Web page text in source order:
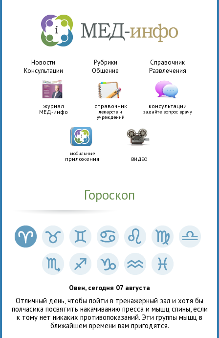
Новости Рубрики
Справочник
Консультации
Общение Развлечения
журнал
МЕД-инфо
справочник
лекарств и
учреждений
консультации
задайте вопрос врачу
мобильные
приложения ВИДЕО
Гороскоп
Овен, сегодня 07 августа
Отличный день, чтобы пойти в тренажерный зал и хотя бы
полчасика посвятить накачиванию пресса и мышц спины, если
к тому нет никаких противопоказаний. Эти группы мышц в
ближайшем времени вам пригодятся.